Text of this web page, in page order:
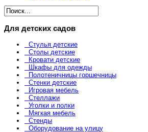
Для детских садов
Стулья детские
Столы детские
Кровати детские
Шкафы для одежды
Полотеничницы горшечницы
Стенки детские
Игровая мебель
Стеллажи
Уголки и полки
Мягкая мебель
Стенды
Оборудование на улицу